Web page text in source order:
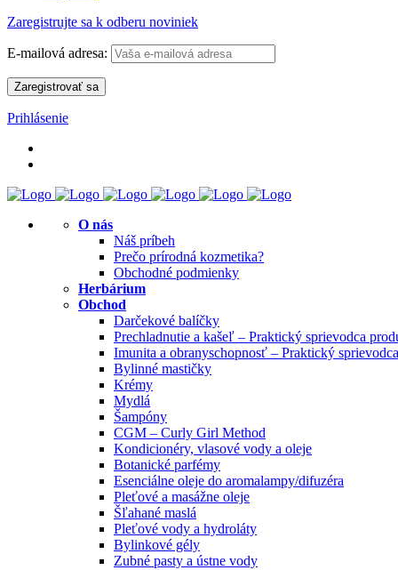
Zaregistrujte sa k odberu noviniek
E-mailová adresa:
Prihlásenie
O nás
Náš príbeh
Prečo prírodná kozmetika?
Obchodné podmienky
Herbárium
Obchod
Darčekové balíčky
Prechladnutie a kašeľ – Praktický sprievodca
Imunita a obranyschopnosť – Praktický
Bylinné mastičky
Krémy
Mydlá
Šampóny
CGM – Curly Girl Method
Kondicionéry, vlasové vody a oleje
Botanické parfémy
Esenciálne oleje do aromalampy/difuzéra
Pleťové a masážne oleje
Šľahané maslá
Pleťové vody a hydroláty
Bylinkové gély
Zubné pasty a ústne vody